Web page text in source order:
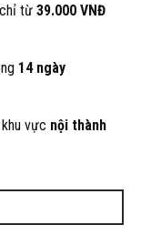
sắm sự an tâm
mô tả.
lỗi sản phẩm nhanh
từ 39.000 VNĐ
14 ngày
vực nội thành